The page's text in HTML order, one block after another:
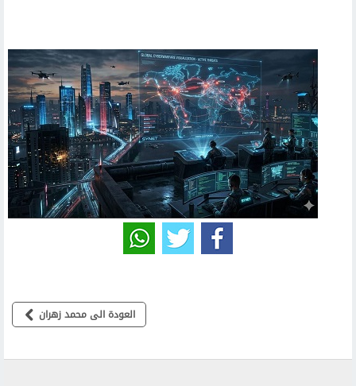
العودة الى محمد زهران